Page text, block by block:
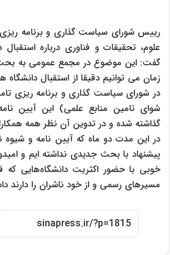
رییس شورای سیاست گذاری و برنامه
علوم، تحقیقات و فناوری درباره
گفت: این موضوع در مجمع عمومی به
زمان می توانیم دقیقا از استقبال دانشگاه
در شورای سیاست گذاری و برنامه ریزی
شوای تامین منابع علمی) این آیین
گذاشته شده و در تدوین آن نظر همه
در این مدت دو ماه که آیین نامه و شیوه
پیشنهاد با بحث جدیدی نداشته ایم و
خوبی با حضور اکثریت دانشگاه‌هایی که
مسیرهای رسمی و از خود ناشران را دارند